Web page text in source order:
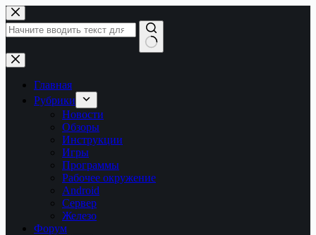
Перейти
к
сути
Ничего
не
найденоГлавная
Рубрики
Новости
Обзоры
Инструкции
Игры
Программы
Рабочее окружение
Android
Сервер
Железо
Форум